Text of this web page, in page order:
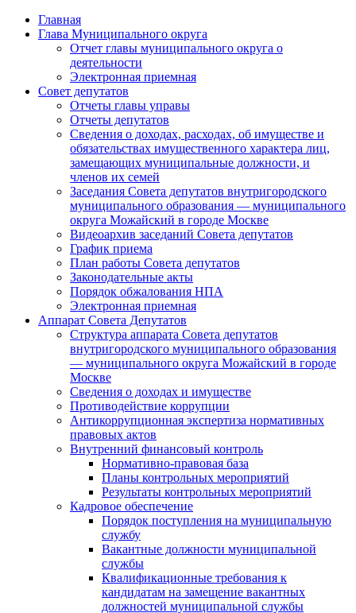
Главная
Глава Муниципального округа
Отчет главы муниципального округа о
деятельности
Электронная приемная
Совет депутатов
Отчеты главы управы
Отчеты депутатов
Сведения о доходах, расходах, об имуществе и
обязательствах имущественного характера лиц,
замещающих муниципальные должности, и
членов их семей
Заседания Совета депутатов внутригородского
муниципального образования — муниципального
округа Можайский в городе Москве
Видеоархив заседаний Совета депутатов
График приема
План работы Совета депутатов
Законодательные акты
Порядок обжалования НПА
Электронная приемная
Аппарат Совета Депутатов
Структура аппарата Совета депутатов
внутригородского муниципального образования
— муниципального округа Можайский в городе
Москве
Сведения о доходах и имуществе
Противодействие коррупции
Антикоррупционная экспертиза нормативных
правовых актов
Внутренний финансовый контроль
Нормативно-правовая база
Планы контрольных мероприятий
Результаты контрольных мероприятий
Кадровое обеспечение
Порядок поступления на муниципальную
службу
Вакантные должности муниципальной
службы
Квалификационные требования к
кандидатам на замещение вакантных
должностей муниципальной службы